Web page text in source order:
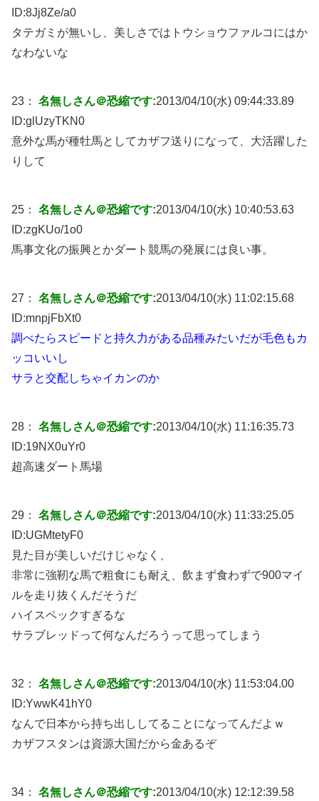
ID:8Jj8Ze/a0
タテガミが無いし、美しさではトウショウファルコにはか
なわないな
23： 名無しさん＠恐縮です:2013/04/10(水) 09:44:33.89
ID:glUzyTKN0
意外な馬が種牡馬としてカザフ送りになって、大活躍した
りして
25： 名無しさん＠恐縮です:2013/04/10(水) 10:40:53.63
ID:zgKUo/1o0
馬事文化の振興とかダート競馬の発展には良い事。
27： 名無しさん＠恐縮です:2013/04/10(水) 11:02:15.68
ID:mnpjFbXt0
調べたらスピードと持久力がある品種みたいだが毛色もカ
ッコいいし
サラと交配しちゃイカンのか
28： 名無しさん＠恐縮です:2013/04/10(水) 11:16:35.73
ID:19NX0uYr0
超高速ダート馬場
29： 名無しさん＠恐縮です:2013/04/10(水) 11:33:25.05
ID:UGMtetyF0
見た目が美しいだけじゃなく、
非常に強靭な馬で粗食にも耐え、飲まず食わずで900マイ
ルを走り抜くんだそうだ
ハイスペックすぎるな
サラブレッドって何なんだろうって思ってしまう
32： 名無しさん＠恐縮です:2013/04/10(水) 11:53:04.00
ID:YwwK41hY0
なんで日本から持ち出ししてることになってんだよｗ
カザフスタンは資源大国だから金あるぞ
34： 名無しさん＠恐縮です:2013/04/10(水) 12:12:39.58